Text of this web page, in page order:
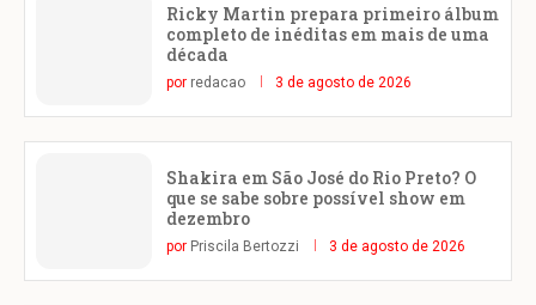
Ricky Martin prepara primeiro álbum
completo de inéditas em mais de uma
década
por redacao 3 de agosto de 2026
Shakira em São José do Rio Preto? O
que se sabe sobre possível show em
dezembro
por Priscila Bertozzi 3 de agosto de 2026